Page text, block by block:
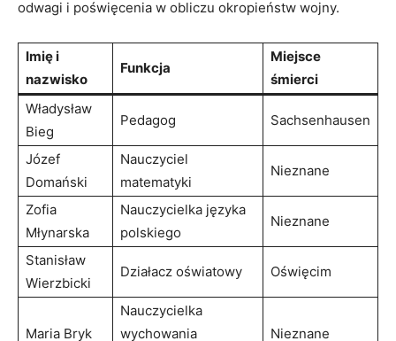
odwagi i poświęcenia w ‍obliczu okropieństw wojny.
Imię i
nazwisko
Funkcja
Miejsce
śmierci
Władysław
Bieg
Pedagog Sachsenhausen
Józef
Domański
Nauczyciel
matematyki
Nieznane
Zofia
Młynarska
Nauczycielka języka
polskiego
Nieznane
Stanisław
Wierzbicki
Działacz oświatowy Oświęcim
Maria Bryk
Nauczycielka
wychowania
Nieznane